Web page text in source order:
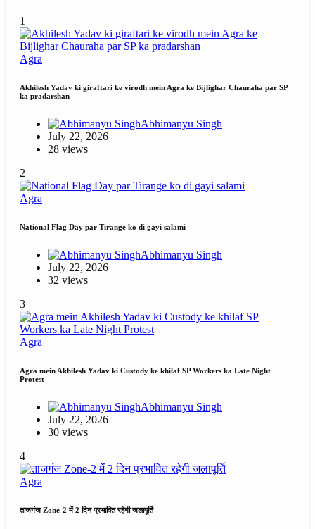
1
Agra
Akhilesh Yadav ki giraftari ke virodh mein Agra ke Bijlighar Chauraha par SP
ka pradarshan
Abhimanyu Singh
July 22, 2026
28 views
2
Agra
National Flag Day par Tirange ko di gayi salami
Abhimanyu Singh
July 22, 2026
32 views
3
Agra
Agra mein Akhilesh Yadav ki Custody ke khilaf SP Workers ka Late Night
Protest
Abhimanyu Singh
July 22, 2026
30 views
4
Agra
ताजगंज Zone-2 में 2 दिन प्रभावित रहेगी जलापूर्ति